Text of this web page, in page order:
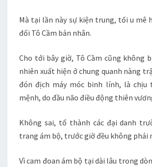
Mà tại lần này sự kiện trung, tối u mê
đối Tô Cầm bản nhân.
Cho tới bây giờ, Tô Cầm cũng không
nhiên xuất hiện ở chung quanh nàng
đón địch máy móc binh lính, là chịu
mệnh, do đầu não điều động thiên
Không sai, tổ thành các đại danh
trang ám bộ, trước giờ đều không phải
Vì cam đoan ám bộ tại dài lâu trong